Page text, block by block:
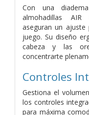
Con una
almohadillas AIR
aseguran un ajuste
juego. Su diseño
cabeza y las
concentrarte
Controles
Gestiona el
los controles
para máxima